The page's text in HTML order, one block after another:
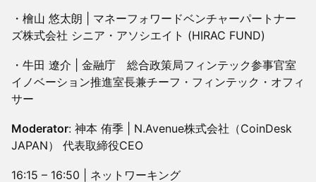
・檜山 悠太朗 | マネーフォワードベンチャーパートナー
ズ株式会社 シニア・アソシエイト (HIRAC FUND)
・牛田 遼介 | 金融庁 総合政策局フィンテック参事官室
イノベーション推進室長兼チーフ・フィンテック・オフィ
サー
Moderator: 神本 侑季 | N.Avenue株式会社（CoinDesk
JAPAN） 代表取締役CEO
16:15 – 16:50 | ネットワーキング